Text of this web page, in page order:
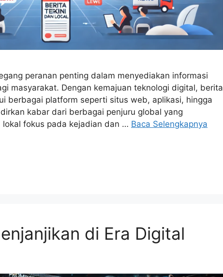
peranan penting dalam menyediakan informasi
masyarakat. Dengan kemajuan teknologi digital, berita
berbagai platform seperti situs web, aplikasi, hingga
kabar dari berbagai penjuru global yang
fokus pada kejadian dan … Baca Selengkapnya
di Era Digital